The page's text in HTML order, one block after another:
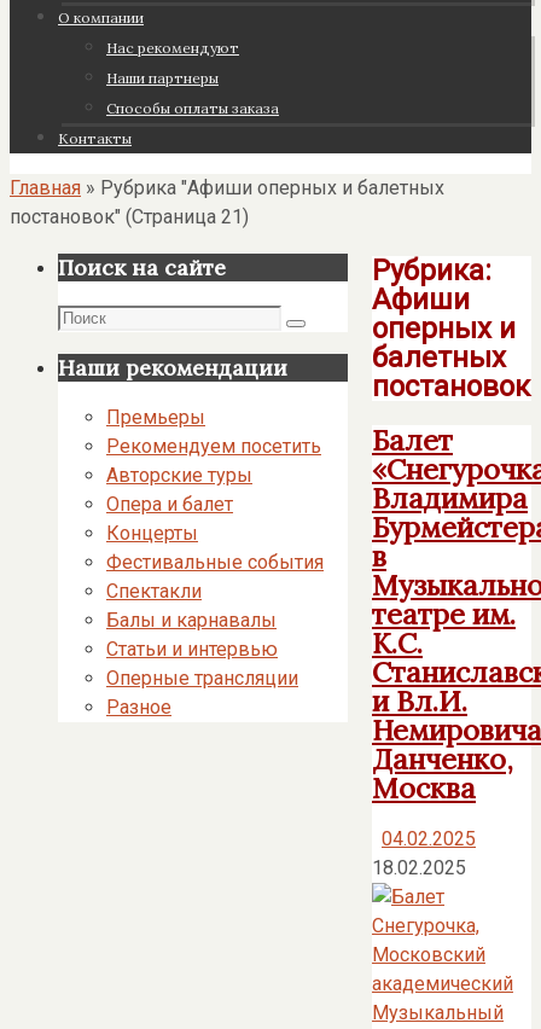
О компании
Нас рекомендуют
Наши партнеры
Cпособы оплаты заказа
Контакты
Главная » Рубрика "Афиши оперных и балетных
постановок" (Страница 21)
Рубрика:
Афиши
оперных и
балетных
постановок
Балет
Владимира
в
театре им.
К.С.
и Вл.И.
Данченко,
Москва
04.02.2025
18.02.2025
Поиск на сайте
Поиск
Поиск
Наши рекомендации
Премьеры
Рекомендуем посетить
Авторские туры
Опера и балет
Концерты
Фестивальные события
Спектакли
Балы и карнавалы
Статьи и интервью
Оперные трансляции
Разное